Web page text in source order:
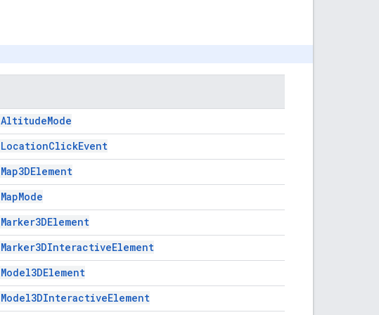
AltitudeMode
LocationClickEvent
Map3DElement
MapMode
Marker3DElement
Marker3DInteractiveElement
Model3DElement
Model3DInteractiveElement